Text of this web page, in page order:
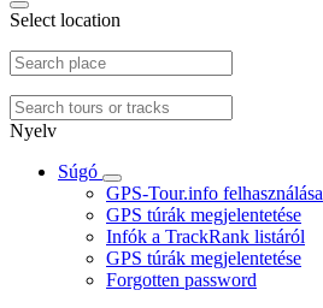
Select location
Nyelv
Súgó
GPS-Tour.info felhasználása
GPS túrák megjelentetése
Infók a TrackRank listáról
GPS túrák megjelentetése
Forgotten password